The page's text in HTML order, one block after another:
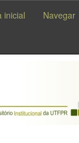
inicial Navegar